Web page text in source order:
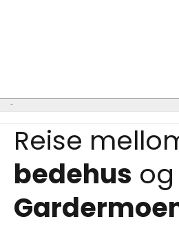
Reise
bedehus og